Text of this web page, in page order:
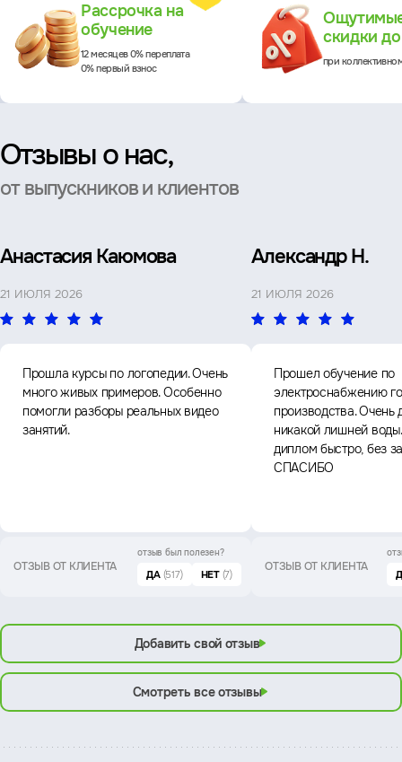
Рассрочка на
обучение
12 месяцев 0% переплата
0% первый взнос
скидки
при
Отзывы о нас,
от выпускников и клиентов
Анастасия Каюмова
21 ИЮЛЯ 2026
Прошла курсы по логопедии. Очень
много живых примеров. Особенно
помогли разборы реальных видео
занятий.
ОТЗЫВ ОТ КЛИЕНТА
отзыв был полезен?
ДА (517) НЕТ (7)
Александр Н.
21 ИЮЛЯ 2026
Прошел обучение по
электроснабжению
производства. Очень
никакой лишней
диплом быстро, без
СПАСИБО
ОТЗЫВ ОТ КЛИЕНТА
Добавить свой отзыв
Смотреть все отзывы